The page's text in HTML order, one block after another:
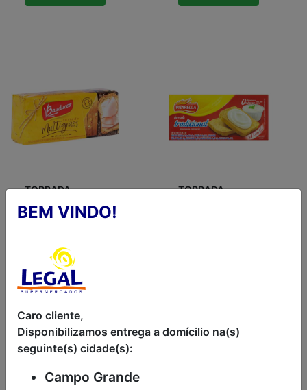
TORRADA
BAUDUCCO
142G
R$6,79
TORRADA
BEM VINDO!
Caro cliente,
Disponibilizamos entrega a domícilio na(s)
seguinte(s) cidade(s):
Campo Grande